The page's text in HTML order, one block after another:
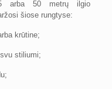
arba 50 metrų ilgio
šiose rungtyse:
krūtine;
stiliumi;